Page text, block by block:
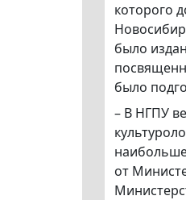
которого
было
было
– В НГПУ
от